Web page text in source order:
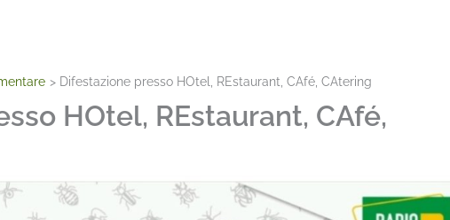
Difestazione presso HOtel, REstaurant, CAfé, CAtering
HOtel, REstaurant, CAfé,